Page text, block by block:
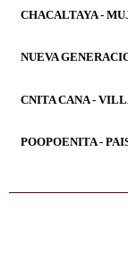
CHACALTAYA -
NUEVA
CNITA CANA -
POOPOENITA -